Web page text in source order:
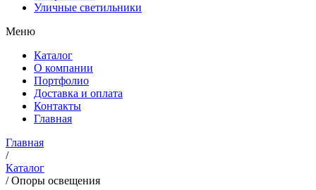
Уличные светильники
Меню
Каталог
О компании
Портфолио
Доставка и оплата
Контакты
Главная
Главная
/
Каталог
/Опоры освещения